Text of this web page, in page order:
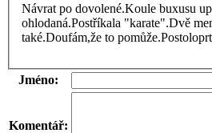
Návrat po dovolené.Koule buxusu
ohlodaná.Postříkala "karate".Dvě
také.Doufám,že to
Jméno:
Komentář: